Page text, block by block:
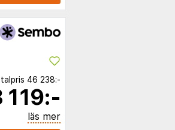
46 238:-
119:-
läs mer